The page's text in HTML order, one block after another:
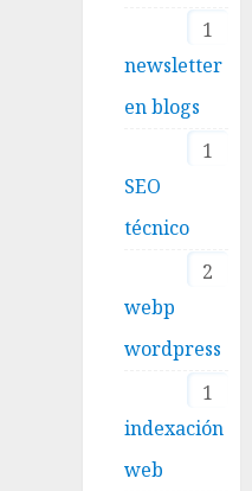
1
newsletter
en blogs
1
SEO
técnico
2
webp
wordpress
1
indexación
web